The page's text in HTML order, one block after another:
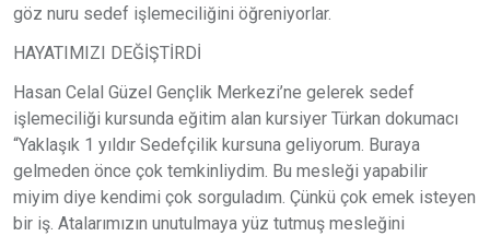
göz nuru sedef işlemeciliğini öğreniyorlar.
HAYATIMIZI DEĞİŞTİRDİ
Hasan Celal Güzel Gençlik Merkezi’ne gelerek sedef
işlemeciliği kursunda eğitim alan kursiyer Türkan dokumacı
“Yaklaşık 1 yıldır Sedefçilik kursuna geliyorum. Buraya
gelmeden önce çok temkinliydim. Bu mesleği yapabilir
miyim diye kendimi çok sorguladım. Çünkü çok emek isteyen
bir iş. Atalarımızın unutulmaya yüz tutmuş mesleğini